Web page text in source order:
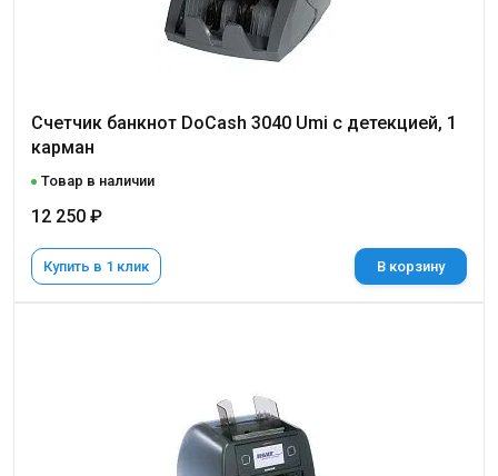
Счетчик банкнот DoCash 3040 Umi с детекцией, 1
карман
Товар в наличии
12 250 ₽
Купить в 1 клик В корзину